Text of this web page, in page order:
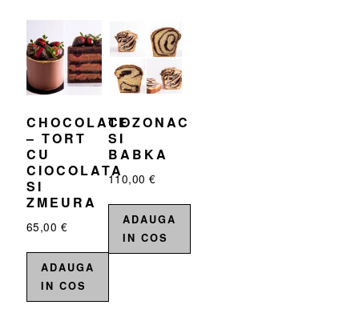
CHOCOLATE
– TORT
CU
CIOCOLATA
SI
ZMEURA
65,00 €
ADAUGA
IN COS
COZONAC
SI
BABKA
110,00€
ADAUGA
IN COS